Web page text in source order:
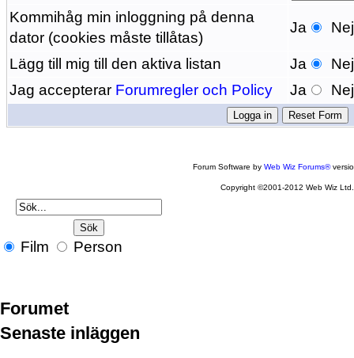
Kommihåg min inloggning på denna
dator (cookies måste tillåtas)
Ja Nej
Lägg till mig till den aktiva listan Ja
Nej
Jag accepterar Forumregler och Policy Ja Nej
Forum Software byWeb Wiz Forums®
Copyright ©2001-2012 Web Wiz Ltd.
Film Person
Forumet
Senaste inläggen